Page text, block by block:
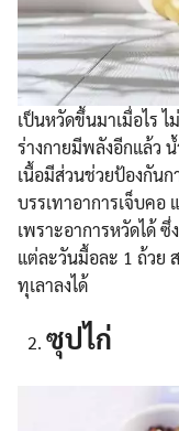
เป็นหวัดขึ้นมาเมื่อไร
ร่างกายมีพลังอีกแล้ว
เนื้อมีส่วนช่วยป้องกัน
บรรเทาอาการเจ็บคอ
เพราะอาการหวัดได้
แต่ละวันมื้อละ 1 ถ้วย
ทุเลาลงได้
ซุปไก่